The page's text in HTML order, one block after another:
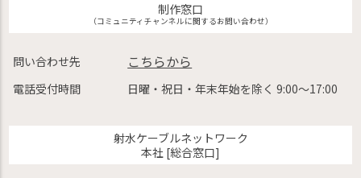
制作窓口
（コミュニティチャンネルに関するお問い合わせ）
問い合わせ先 こちらから
電話受付時間 日曜・祝日・年末年始を除く 9:00〜17:00
射水ケーブルネットワーク
本社 [総合窓口]